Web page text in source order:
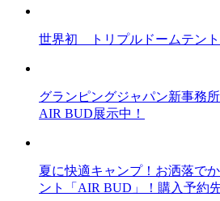
世界初 トリプルドームテント
グランピングジャパン新事務
AIR BUD展示中！
夏に快適キャンプ！お洒落で
ント「AIR BUD」！購入予約